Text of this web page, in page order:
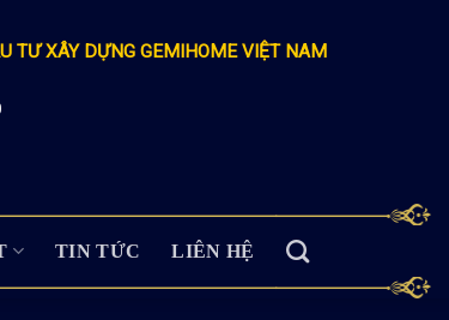
TƯ XÂY DỰNG GEMIHOME VIỆT NAM
TIN TỨC LIÊN HỆ